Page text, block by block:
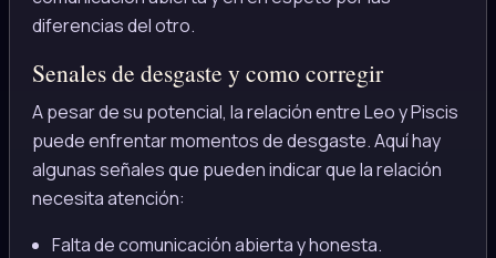
diferencias del otro.
Senales de desgaste y como corregir
A pesar de su potencial, la relación entre Leo y Piscis
puede enfrentar momentos de desgaste. Aquí hay
algunas señales que pueden indicar que la relación
necesita atención:
Falta de comunicación abierta y honesta.